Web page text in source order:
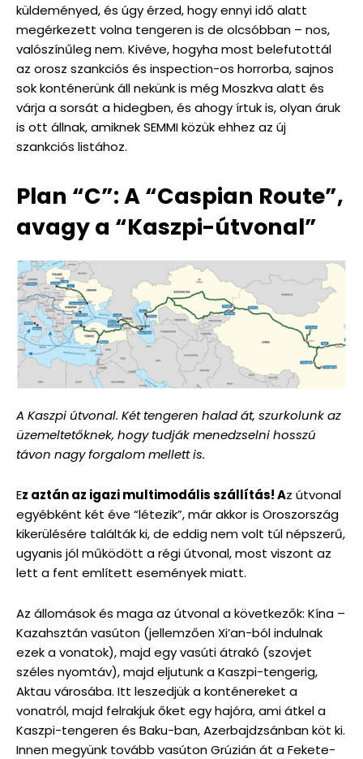
küldeményed, és úgy érzed, hogy ennyi idő alatt
megérkezett volna tengeren is de olcsóbban – nos,
valószínűleg nem. Kivéve, hogyha most belefutottál
az orosz szankciós és inspection-os horrorba, sajnos
sok konténerünk áll nekünk is még Moszkva alatt és
várja a sorsát a hidegben, és ahogy írtuk is, olyan áruk
is ott állnak, amiknek SEMMI közük ehhez az új
szankciós listához.
Plan “C”: A “Caspian Route”,
avagy a “Kaszpi-útvonal”
A Kaszpi útvonal. Két tengeren halad át, szurkolunk az
üzemeltetőknek, hogy tudják menedzselni hosszú
távon nagy forgalom mellett is.
Ez aztán az igazi multimodális szállítás! Az útvonal
egyébként két éve “létezik”, már akkor is Oroszország
kikerülésére találták ki, de eddig nem volt túl népszerű,
ugyanis jól működött a régi útvonal, most viszont az
lett a fent említett események miatt.
Az állomások és maga az útvonal a következők: Kína –
Kazahsztán vasúton (jellemzően Xi’an-ból indulnak
ezek a vonatok), majd egy vasúti átrakó (szovjet
széles nyomtáv), majd eljutunk a Kaszpi-tengerig,
Aktau városába. Itt leszedjük a konténereket a
vonatról, majd felrakjuk őket egy hajóra, ami átkel a
Kaszpi-tengeren és Baku-ban, Azerbajdzsánban köt ki.
Innen megyünk tovább vasúton Grúzián át a Fekete-